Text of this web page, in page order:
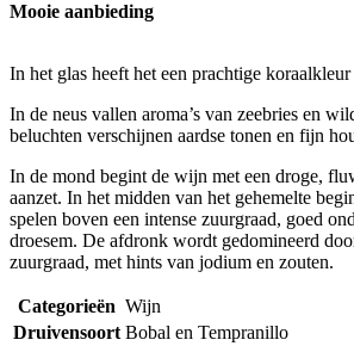
Mooie aanbieding
In het glas heeft het een prachtige
In de neus vallen aroma’s van zeebries en
beluchten verschijnen aardse tonen en fijn
In de mond begint de wijn met een droge,
aanzet. In het midden van het gehemelte
spelen boven een intense zuurgraad, goed
droesem. De afdronk wordt gedomineerd
zuurgraad, met hints van jodium en zouten.
Categorieën Wijn
Druivensoort Bobal en Tempranillo